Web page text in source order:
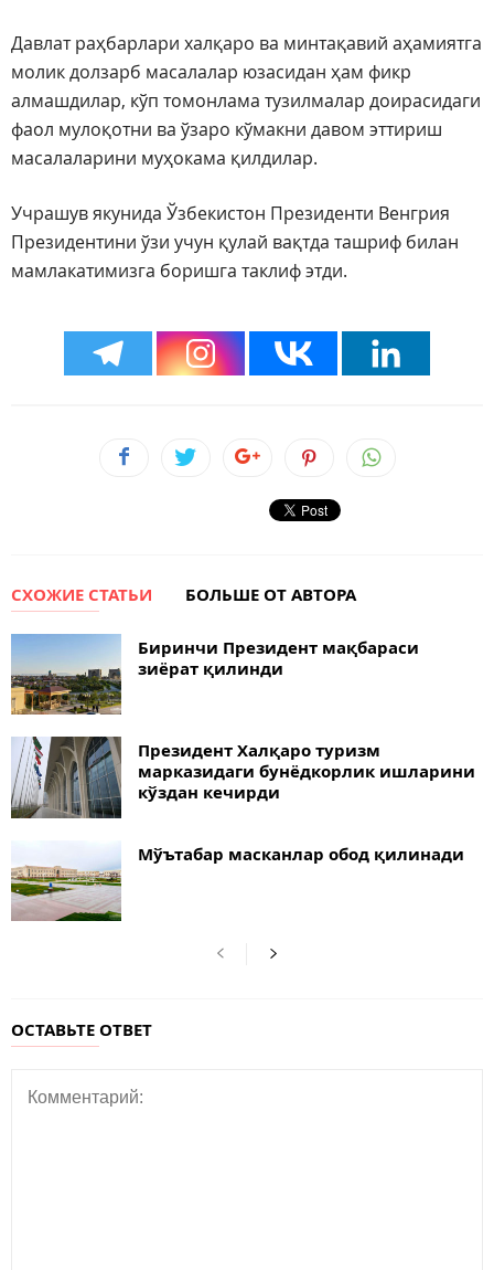
Давлат раҳбарлари халқаро ва минтақавий аҳамиятга
молик долзарб масалалар юзасидан ҳам фикр
алмашдилар, кўп томонлама тузилмалар доирасидаги
фаол мулоқотни ва ўзаро кўмакни давом эттириш
масалаларини муҳокама қилдилар.
Учрашув якунида Ўзбекистон Президенти Венгрия
Президентини ўзи учун қулай вақтда ташриф билан
мамлакатимизга боришга таклиф этди.
СХОЖИЕ СТАТЬИ БОЛЬШЕ ОТ АВТОРА
Биринчи Президент мақбараси
зиёрат қилинди
Президент Халқаро туризм
марказидаги бунёдкорлик ишларини
кўздан кечирди
Мўътабар масканлар обод қилинади
ОСТАВЬТЕ ОТВЕТ